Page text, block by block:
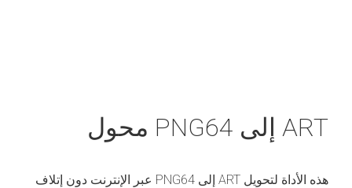
ART إلى PNG64 محول
هذه الأداة لتحويل ART إلى PNG64 عبر الإنترنت دون إتلاف